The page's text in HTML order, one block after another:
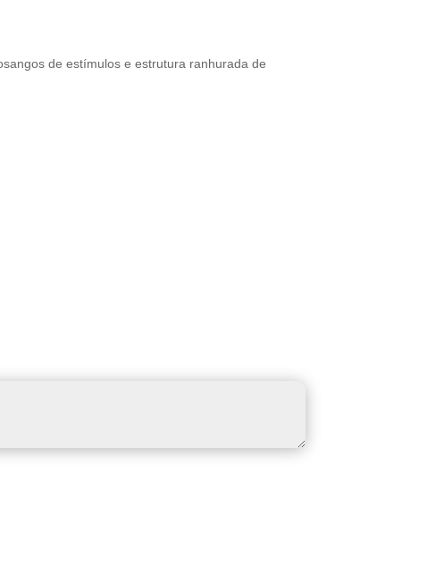
de estímulos e estrutura ranhurada de